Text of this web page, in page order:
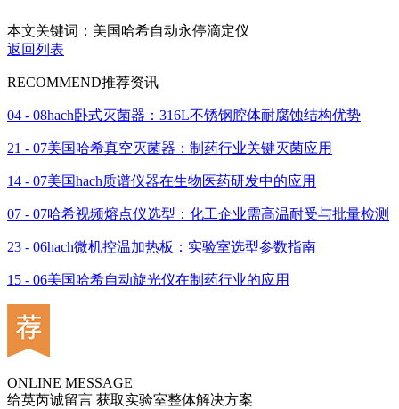
本文关键词：美国哈希自动永停滴定仪
返回列表
RECOMMEND推荐资讯
04 - 08hach卧式灭菌器：316L不锈钢腔体耐腐蚀结构优势
21 - 07美国哈希真空灭菌器：制药行业关键灭菌应用
14 - 07美国hach质谱仪器在生物医药研发中的应用
07 - 07哈希视频熔点仪选型：化工企业需高温耐受与批量检测
23 - 06hach微机控温加热板：实验室选型参数指南
15 - 06美国哈希自动旋光仪在制药行业的应用
ONLINE MESSAGE
给英芮诚留言 获取实验室整体解决方案